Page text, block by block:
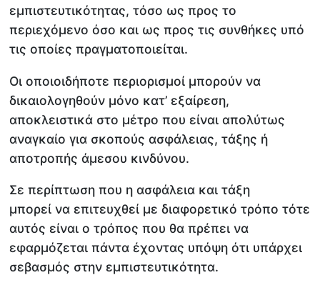
εμπιστευτικότητας, τόσο ως προς το
περιεχόμενο όσο και ως προς τις συνθήκες υπό
τις οποίες πραγματοποιείται.
Οι οποιοιδήποτε περιορισμοί μπορούν να
δικαιολογηθούν μόνο κατ’ εξαίρεση,
αποκλειστικά στο μέτρο που είναι απολύτως
αναγκαίο για σκοπούς ασφάλειας, τάξης ή
αποτροπής άμεσου κινδύνου.
Σε περίπτωση που η ασφάλεια και τάξη
μπορεί να επιτευχθεί με διαφορετικό τρόπο τότε
αυτός είναι ο τρόπος που θα πρέπει να
εφαρμόζεται πάντα έχοντας υπόψη ότι υπάρχει
σεβασμός στην εμπιστευτικότητα.